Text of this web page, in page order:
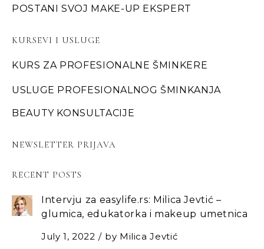
POSTANI SVOJ MAKE-UP EKSPERT
KURSEVI I USLUGE
KURS ZA PROFESIONALNE ŠMINKERE
USLUGE PROFESIONALNOG ŠMINKANJA
BEAUTY KONSULTACIJE
NEWSLETTER PRIJAVA
RECENT POSTS
Intervju za easylife.rs: Milica Jevtić –
glumica, edukatorka i makeup umetnica
July 1, 2022
by Milica Jevtić